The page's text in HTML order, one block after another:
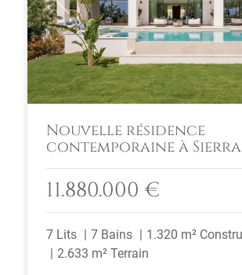
Nouvelle résidence
contemporaine à
11.880.000 €
7 Lits 7 Bains
1.320 m²
2.633 m² Terrain